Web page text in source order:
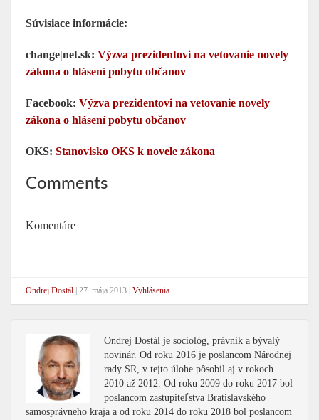
Súvisiace informácie:
change|net.sk: Výzva prezidentovi na vetovanie novely
zákona o hlásení pobytu občanov
Facebook: Výzva prezidentovi na vetovanie novely
zákona o hlásení pobytu občanov
OKS: Stanovisko OKS k novele zákona
Comments
Komentáre
Ondrej Dostál 27. mája 2013 Vyhlásenia
Ondrej Dostál je sociológ, právnik a bývalý
novinár. Od roku 2016 je poslancom Národnej
rady SR, v tejto úlohe pôsobil aj v rokoch
2010 až 2012. Od roku 2009 do roku 2017 bol
poslancom zastupiteľstva Bratislavského
samosprávneho kraja a od roku 2014 do roku 2018 bol poslancom